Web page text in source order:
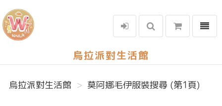
烏拉派對生活館
選單
烏拉派對生活館 莫阿娜毛伊服裝搜尋 (第1頁)